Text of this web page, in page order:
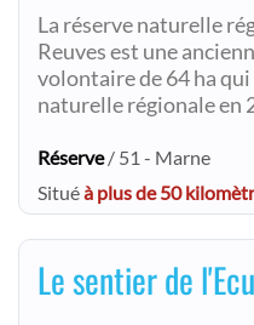
La réserve naturelle
Reuves est une
volontaire de 64 ha qui
naturelle régionale en
Réserve/ 51 - Marne
Situéà plus de 50
Le sentier de